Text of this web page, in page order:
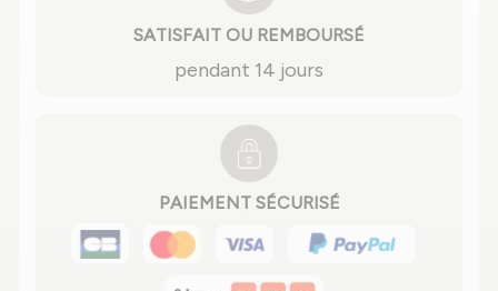
SATISFAIT OU REMBOURSÉ
pendant 14 jours
PAIEMENT SÉCURISÉ